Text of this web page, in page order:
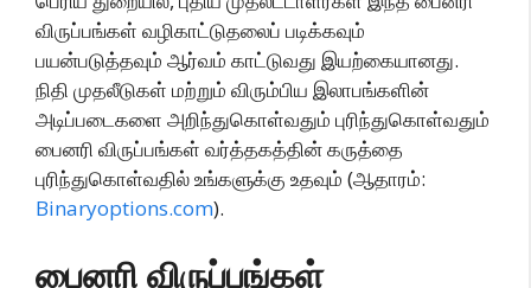
விருப்பங்கள் வழிகாட்டுதலைப் படிக்கவும்
பயன்படுத்தவும் ஆர்வம் காட்டுவது இயற்கையானது.
நிதி முதலீடுகள் மற்றும் விரும்பிய இலாபங்களின்
அடிப்படைகளை அறிந்துகொள்வதும் புரிந்துகொள்வதும்
பைனரி விருப்பங்கள் வர்த்தகத்தின் கருத்தை
புரிந்துகொள்வதில் உங்களுக்கு உதவும் (ஆதாரம்:
Binaryoptions.com).
பைனரி விருப்பங்கள்